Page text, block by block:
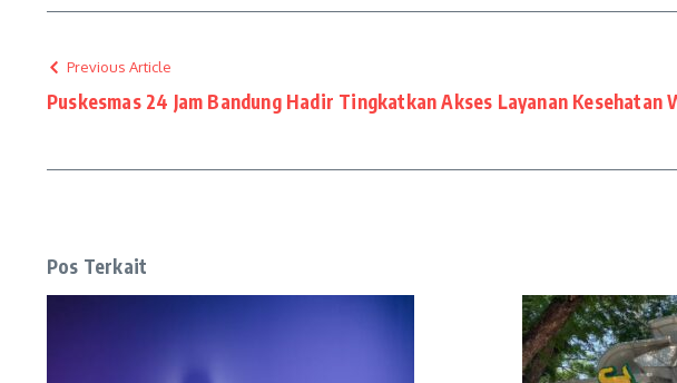
Previous Article
Puskesmas 24 Jam Bandung Hadir Tingkatkan Akses Layanan Kesehatan
Pos Terkait